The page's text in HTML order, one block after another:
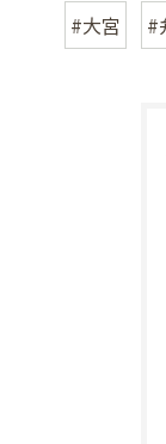
#大宮 #